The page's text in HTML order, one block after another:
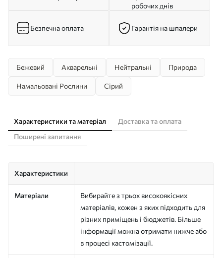
робочих днів
Безпечна оплата Гарантія на шпалери
Бежевий Акварельні Нейтральні Природа
Намальовані Рослини Сірий
Характеристики та матеріал
Доставка та оплата
Поширені запитання
Характеристики
Матеріали
Вибирайте з трьох високоякісних
матеріалів, кожен з яких підходить для
різних приміщень і бюджетів. Більше
інформації можна отримати нижче або
в процесі кастомізації.